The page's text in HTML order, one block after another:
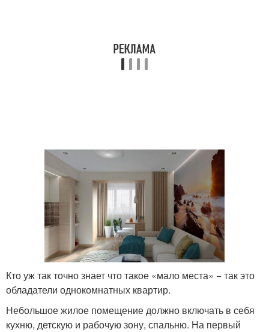
Кто уж так точно знает что такое «мало места» − так это
обладатели однокомнатных квартир.
Небольшое жилое помещение должно включать в себя
кухню, детскую и рабочую зону, спальню. На первый